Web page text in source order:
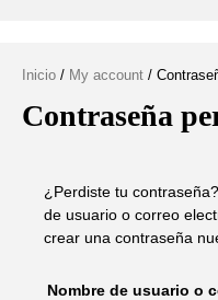
Inicio / My account /
Contraseña
¿Perdiste tu
de usuario o correo
crear una contraseña
Nombre de usuario o